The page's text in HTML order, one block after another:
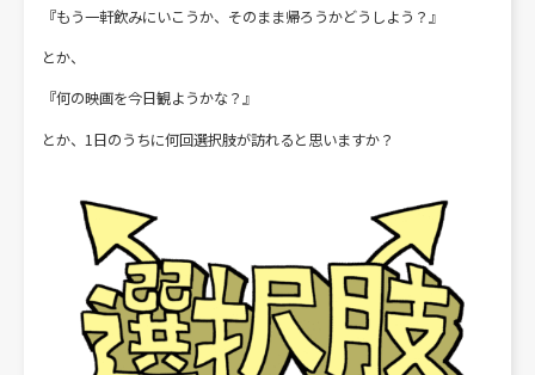
『もう一軒飲みにいこうか、そのまま帰ろうかどうしよう？』
とか、
『何の映画を今日観ようかな？』
とか、1日のうちに何回選択肢が訪れると思いますか？